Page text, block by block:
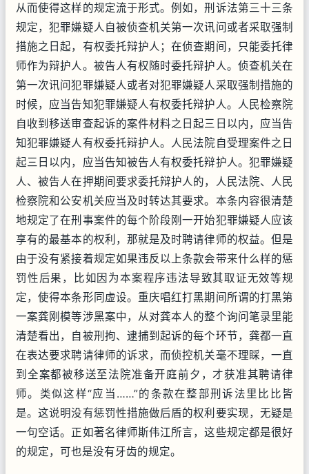
从而使得这样的规定流于形式。例如，刑诉法第三十三条
规定，犯罪嫌疑人自被侦查机关第一次讯问或者采取强制
措施之日起，有权委托辩护人；在侦查期间，只能委托律
师作为辩护人。被告人有权随时委托辩护人。侦查机关在
第一次讯问犯罪嫌疑人或者对犯罪嫌疑人采取强制措施的
时候，应当告知犯罪嫌疑人有权委托辩护人。人民检察院
自收到移送审查起诉的案件材料之日起三日以内，应当告
知犯罪嫌疑人有权委托辩护人。人民法院自受理案件之日
起三日以内，应当告知被告人有权委托辩护人。犯罪嫌疑
人、被告人在押期间要求委托辩护人的，人民法院、人民
检察院和公安机关应当及时转达其要求。本条内容很清楚
地规定了在刑事案件的每个阶段刚一开始犯罪嫌疑人应该
享有的最基本的权利，那就是及时聘请律师的权益。但是
由于没有紧接着规定如果违反以上条款会带来什么样的惩
罚性后果，比如因为本案程序违法导致其取证无效等规
定，使得本条形同虚设。重庆唱红打黑期间所谓的打黑第
一案龚刚模等涉黑案中，从对龚本人的整个询问笔录里能
清楚看出，自被刑拘、逮捕到起诉的每个环节，龚都一直
在表达要求聘请律师的诉求，而侦控机关毫不理睬，一直
到全案都被移送至法院准备开庭前夕，才获准其聘请律
师。类似这样“应当……”的条款在整部刑诉法里比比皆
是。这说明没有惩罚性措施做后盾的权利要实现，无疑是
一句空话。正如著名律师斯伟江所言，这些规定都是很好
的规定，可也是没有牙齿的规定。